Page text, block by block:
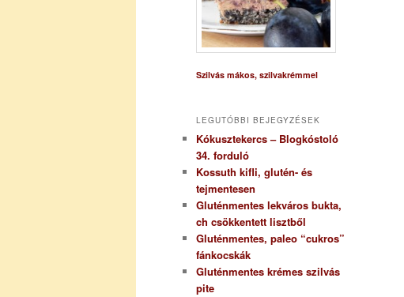
Szilvás mákos, szilvakrémmel
LEGUTÓBBI BEJEGYZÉSEK
Kókusztekercs – Blogkóstoló
34. forduló
Kossuth kifli, glutén- és
tejmentesen
Gluténmentes lekváros bukta,
ch csökkentett lisztből
Gluténmentes, paleo “cukros”
fánkocskák
Gluténmentes krémes szilvás
pite